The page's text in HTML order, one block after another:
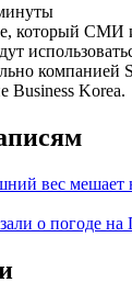
который СМИ
компанией
Business Korea.
вес мешает
о погоде на